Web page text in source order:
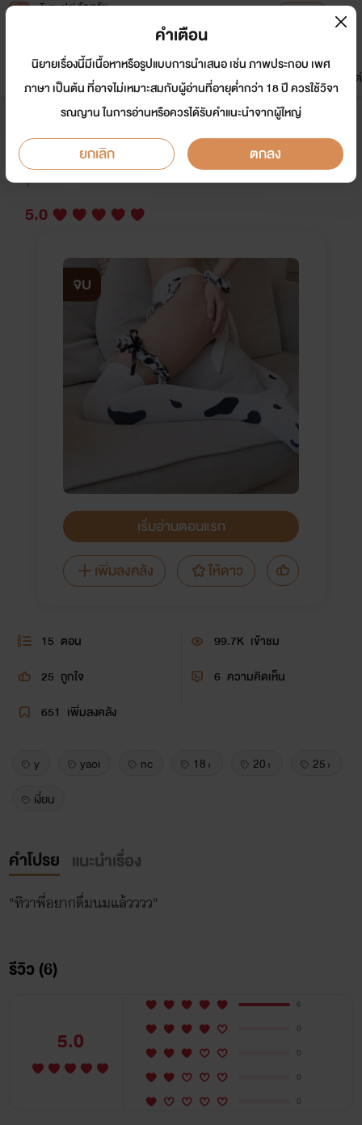
Tunwalai ธัญวลัย
หน้าแรก นิยาย อีบุ๊ก การ์ตูน
มาใหม่
ดรีมแชท ธัญลิสต์
(PWP)หน้าที่ให้นมเจ้าของบ้าน
นักเขียน: เจ้ามูนวูฟล์
Y
5.0
จบ
เริ่มอ่านตอนแรก
เพิ่มลงคลัง
ให้ดาว
15 ตอน 99.7K เข้าชม
25 ถูกใจ 6 ความคิดเห็น
651 เพิ่มลงคลัง
y yaoi nc 18+ 20+
25+
เงี่ยน
คำโปรย แนะนำเรื่อง
"ทิวาพี่อยากดื่มนมแล้วววว"
รีวิว (6)
5.0
6
0
0
0
0
คำเตือน
นิยายเรื่องนี้มีเนื้อหาหรือรูปแบบการนำเสนอ เช่น ภาพประกอบ เพศ
ภาษา เป็นต้น ที่อาจไม่เหมาะสมกับผู้อ่านที่อายุต่ำกว่า 18 ปี ควรใช้วิจา
รณญาน ในการอ่านหรือควรได้รับคำแนะนำจากผู้ใหญ่
ยกเลิก ตกลง